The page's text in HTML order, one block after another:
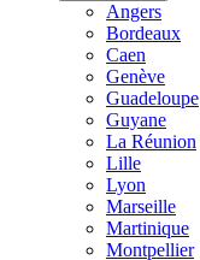
Angers
Bordeaux
Caen
Genève
Guadeloupe
Guyane
La Réunion
Lille
Lyon
Marseille
Martinique
Montpellier